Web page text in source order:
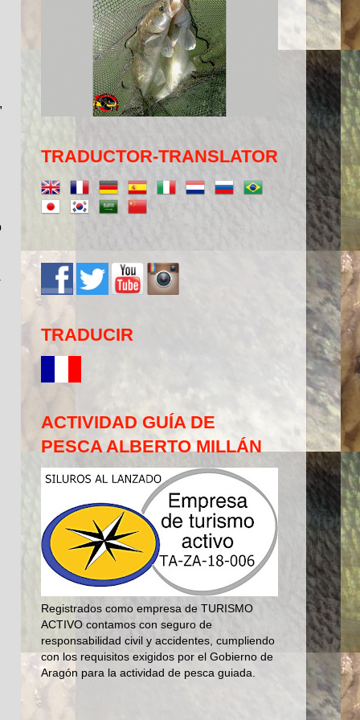
TRADUCTOR-TRANSLATOR
TRADUCIR
ACTIVIDAD GUÍA DE
PESCA ALBERTO MILLÁN
Registrados como empresa de TURISMO
ACTIVO contamos con seguro de
responsabilidad civil y accidentes, cumpliendo
con los requisitos exigidos por el Gobierno de
Aragón para la actividad de pesca guiada.